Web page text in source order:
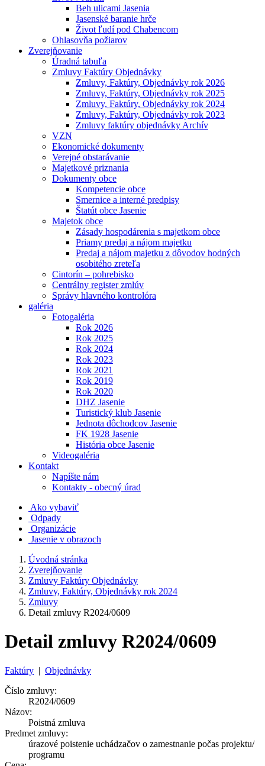
Beh ulicami Jasenia
Jasenské baranie hrče
Život ľudí pod Chabencom
Ohlasovňa požiarov
Zverejňovanie
Úradná tabuľa
Zmluvy Faktúry Objednávky
Zmluvy, Faktúry, Objednávky rok 2026
Zmluvy, Faktúry, Objednávky rok 2025
Zmluvy, Faktúry, Objednávky rok 2024
Zmluvy, Faktúry, Objednávky rok 2023
Zmluvy faktúry objednávky Archív
VZN
Ekonomické dokumenty
Verejné obstarávanie
Majetkové priznania
Dokumenty obce
Kompetencie obce
Smernice a interné predpisy
Štatút obce Jasenie
Majetok obce
Zásady hospodárenia s majetkom obce
Priamy predaj a nájom majetku
Predaj a nájom majetku z dôvodov hodných
osobitého zreteľa
Cintorín – pohrebisko
Centrálny register zmlúv
Správy hlavného kontrolóra
galéria
Fotogaléria
Rok 2026
Rok 2025
Rok 2024
Rok 2023
Rok 2021
Rok 2019
Rok 2020
DHZ Jasenie
Turistický klub Jasenie
Jednota dôchodcov Jasenie
FK 1928 Jasenie
História obce Jasenie
Videogaléria
Kontakt
Napíšte nám
Kontakty - obecný úrad
Ako vybaviť
Odpady
Organizácie
Jasenie v obrazoch
Úvodná stránka
Zverejňovanie
Zmluvy Faktúry Objednávky
Zmluvy, Faktúry, Objednávky rok 2024
Zmluvy
Detail zmluvy R2024/0609
Detail zmluvy R2024/0609
Faktúry | Objednávky
Číslo zmluvy:
R2024/0609
Názov:
Poistná zmluva
Predmet zmluvy:
úrazové poistenie uchádzačov o zamestnanie počas projektu/
programu